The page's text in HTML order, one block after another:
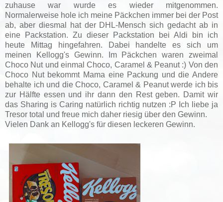
zuhause war wurde es wieder mitgenommen.
Normalerweise hole ich meine Päckchen immer bei der Post
ab, aber diesmal hat der DHL-Mensch sich gedacht ab in
eine Packstation. Zu dieser Packstation bei Aldi bin ich
heute Mittag hingefahren. Dabei handelte es sich um
meinen Kellogg's Gewinn. Im Päckchen waren zweimal
Choco Nut und einmal Choco, Caramel & Peanut :) Von den
Choco Nut bekommt Mama eine Packung und die Andere
behalte ich und die Choco, Caramel & Peanut werde ich bis
zur Hälfte essen und ihr dann den Rest geben. Damit wir
das Sharing is Caring natürlich richtig nutzen :P Ich liebe ja
Tresor total und freue mich daher riesig über den Gewinn.
Vielen Dank an Kellogg's für diesen leckeren Gewinn.